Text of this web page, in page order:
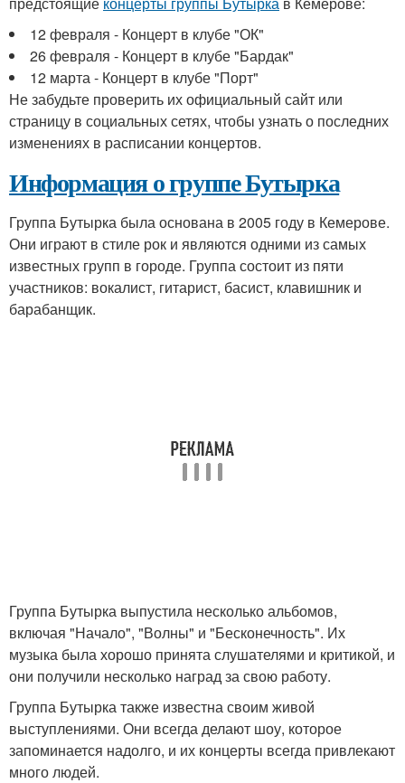
12 февраля - Концерт в клубе "ОК"
26 февраля - Концерт в клубе "Бардак"
12 марта - Концерт в клубе "Порт"
Не забудьте проверить их официальный сайт или
страницу в социальных сетях, чтобы узнать о последних
изменениях в расписании концертов.
Информация о группе Бутырка
Группа Бутырка была основана в 2005 году в Кемерове.
Они играют в стиле рок и являются одними из самых
известных групп в городе. Группа состоит из пяти
участников: вокалист, гитарист, басист, клавишник и
барабанщик.
Группа Бутырка выпустила несколько альбомов,
включая "Начало", "Волны" и "Бесконечность". Их
музыка была хорошо принята слушателями и критикой, и
они получили несколько наград за свою работу.
Группа Бутырка также известна своим живой
выступлениями. Они всегда делают шоу, которое
запоминается надолго, и их концерты всегда привлекают
много людей.